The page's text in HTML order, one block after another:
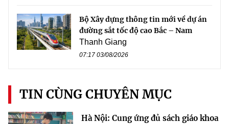
Bộ Xây dựng thông tin mới về dự án
đường sắt tốc độ cao Bắc – Nam
Thanh Giang
07:17 03/08/2026
TIN CÙNG CHUYÊN MỤC
Hà Nội: Cung ứng đủ sách giáo khoa